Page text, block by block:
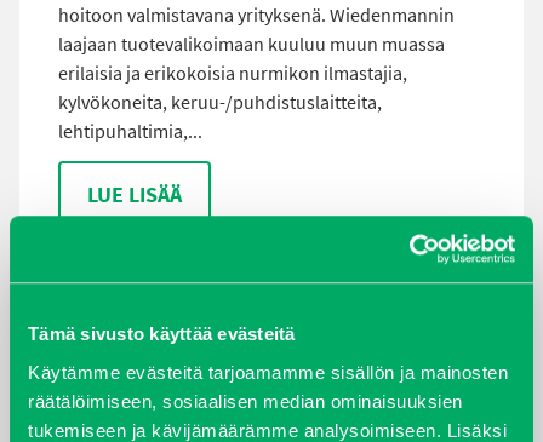
Tämä sivusto käyttää evästeitä
Käytämme evästeitä tarjoamamme sisällön ja mainosten
räätälöimiseen, sosiaalisen median ominaisuuksien
tukemiseen ja kävijämäärämme analysoimiseen. Lisäksi
hoitoon valmistavana yrityksenä. Wiedenmannin
laajaan tuotevalikoimaan kuuluu muun muassa
erilaisia ja erikokoisia nurmikon ilmastajia,
kylvökoneita, keruu-/puhdistuslaitteita,
lehtipuhaltimia,...
LUE LISÄÄ
maaliskuu 2026